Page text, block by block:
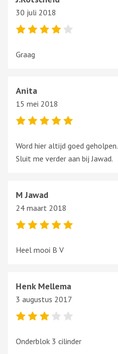
30 juli 2018
Graag
Anita
15 mei 2018
Word hier altijd goed geholpen.
Sluit me verder aan bij Jawad.
M Jawad
24 maart 2018
Heel mooi B V
Henk Mellema
3 augustus 2017
Onderblok 3 cilinder